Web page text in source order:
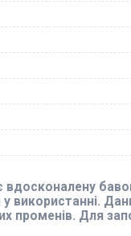
вдосконалену
використанні.
променів. Для